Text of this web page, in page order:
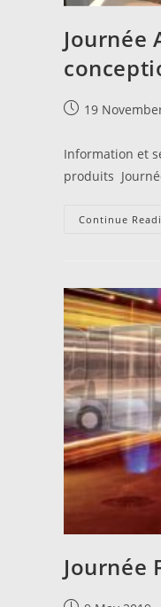
Journée
19
Information et
produits
Continue
Journée